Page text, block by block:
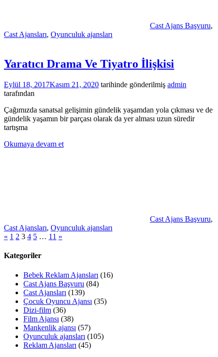
Cast Ajans Başvuru,
Cast Ajansları, Oyunculuk ajansları
Yaratıcı Drama Ve Tiyatro İlişkisi
Eylül 18, 2017Kasım 21, 2020 tarihinde gönderilmiş admin
tarafından
Çağımızda sanatsal gelişimin gündelik yaşamdan yola çıkması ve de
gündelik yaşamın bir parçası olarak da yer alması uzun süredir
tartışma
Okumaya devam et
Cast Ajans Başvuru,
Cast Ajansları, Oyunculuk ajansları
Yazı
sayfalaması
« Önceki
1 2 3 4 5 … 11 Sonraki
»
Kategoriler
Bebek Reklam Ajansları (16)
Cast Ajans Başvuru (84)
Cast Ajansları (139)
Çocuk Oyuncu Ajansı (35)
Dizi-film (36)
Film Ajansı (38)
Mankenlik ajansı (57)
Oyunculuk ajansları (105)
Reklam Ajansları (45)